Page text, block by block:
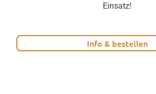
Einsatz!
Info & bestellen